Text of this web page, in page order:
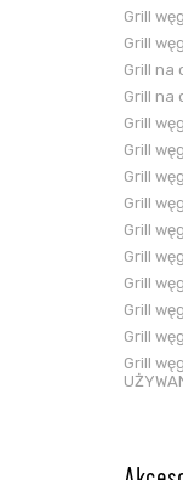
Grill
Grill
Grill na
Grill na
Grill
Grill
Grill
Grill
Grill
Grill
Grill
Grill
Grill
Grill